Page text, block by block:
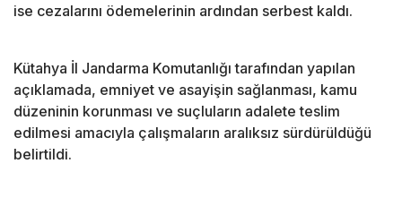
ise cezalarını ödemelerinin ardından serbest kaldı.
Kütahya İl Jandarma Komutanlığı tarafından yapılan
açıklamada, emniyet ve asayişin sağlanması, kamu
düzeninin korunması ve suçluların adalete teslim
edilmesi amacıyla çalışmaların aralıksız sürdürüldüğü
belirtildi.